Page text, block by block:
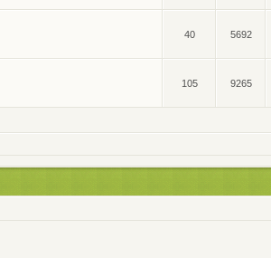
40 5692
105 9265